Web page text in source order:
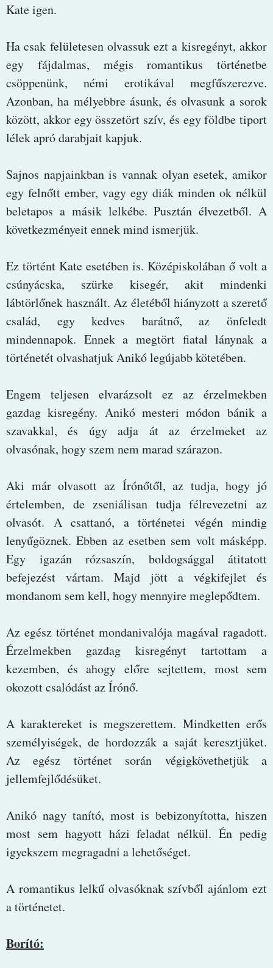
Kate igen.
Ha csak felületesen olvassuk ezt a kisregényt, akkor
egy fájdalmas, mégis romantikus történetbe
csöppenünk, némi erotikával megfűszerezve.
Azonban, ha mélyebbre ásunk, és olvasunk a sorok
között, akkor egy összetört szív, és egy földbe tiport
lélek apró darabjait kapjuk.
Sajnos napjainkban is vannak olyan esetek, amikor
egy felnőtt ember, vagy egy diák minden ok nélkül
beletapos a másik lelkébe. Pusztán élvezetből. A
következményeit ennek mind ismerjük.
Ez történt Kate esetében is. Középiskolában ő volt a
csúnyácska, szürke kisegér, akit mindenki
lábtörlőnek használt. Az életéből hiányzott a szerető
család, egy kedves barátnő, az önfeledt
mindennapok. Ennek a megtört fiatal lánynak a
történetét olvashatjuk Anikó legújabb kötetében.
Engem teljesen elvarázsolt ez az érzelmekben
gazdag kisregény. Anikó mesteri módon bánik a
szavakkal, és úgy adja át az érzelmeket az
olvasónak, hogy szem nem marad szárazon.
Aki már olvasott az Írónőtől, az tudja, hogy jó
értelemben, de zseniálisan tudja félrevezetni az
olvasót. A csattanó, a történetei végén mindig
lenyűgöznek. Ebben az esetben sem volt másképp.
Egy igazán rózsaszín, boldogsággal átitatott
befejezést vártam. Majd jött a végkifejlet és
mondanom sem kell, hogy mennyire meglepődtem.
Az egész történet mondanivalója magával ragadott.
Érzelmekben gazdag kisregényt tartottam a
kezemben, és ahogy előre sejtettem, most sem
okozott csalódást az Írónő.
A karaktereket is megszerettem. Mindketten erős
személyiségek, de hordozzák a saját keresztjüket.
Az egész történet során végigkövethetjük a
jellemfejlődésüket.
Anikó nagy tanító, most is bebizonyította, hiszen
most sem hagyott házi feladat nélkül. Én pedig
igyekszem megragadni a lehetőséget.
A romantikus lelkű olvasóknak szívből ajánlom ezt
a történetet.
Borító: